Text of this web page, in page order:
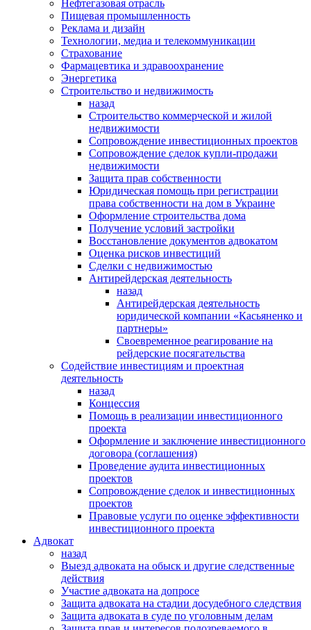
Нефтегазовая отрасль
Пищевая промышленность
Реклама и дизайн
Технологии, медиа и телекоммуникации
Страхование
Фармацевтика и здравоохранение
Энергетика
Строительство и недвижимость
назад
Строительство коммерческой и жилой
недвижимости
Сопровождение инвестиционных проектов
Сопровождение сделок купли-продажи
недвижимости
Защита прав собственности
Юридическая помощь при регистрации
права собственности на дом в Украине
Оформление строительства дома
Получение условий застройки
Восстановление документов адвокатом
Оценка рисков инвестиций
Сделки с недвижимостью
Антирейдерская деятельность
назад
Антирейдерская деятельность
юридической компании «Касьяненко и
партнеры»
Своевременное реагирование на
рейдерские посягательства
Содействие инвестициям и проектная
деятельность
назад
Концессия
Помощь в реализации инвестиционного
проекта
Оформление и заключение инвестиционного
договора (соглашения)
Проведение аудита инвестиционных
проектов
Сопровождение сделок и инвестиционных
проектов
Правовые услуги по оценке эффективности
инвестиционного проекта
Адвокат
назад
Выезд адвоката на обыск и другие следственные
действия
Участие адвоката на допросе
Защита адвоката на стадии досудебного следствия
Защита адвоката в суде по уголовным делам